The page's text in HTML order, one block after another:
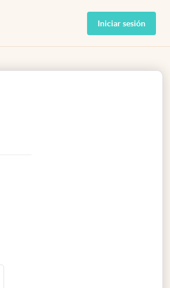
Iniciar sesión